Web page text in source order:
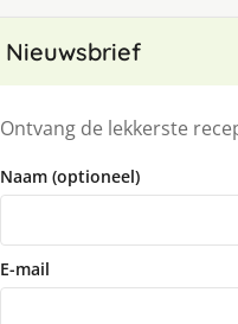
Nieuwsbrief
Ontvang de lekkerste
Naam (optioneel)
E-mail